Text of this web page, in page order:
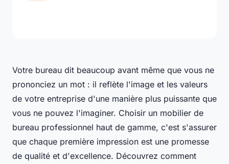
Votre bureau dit beaucoup avant même que vous ne
prononciez un mot : il reflète l'image et les valeurs
de votre entreprise d'une manière plus puissante que
vous ne pouvez l'imaginer. Choisir un mobilier de
bureau professionnel haut de gamme, c'est s'assurer
que chaque première impression est une promesse
de qualité et d'excellence. Découvrez comment